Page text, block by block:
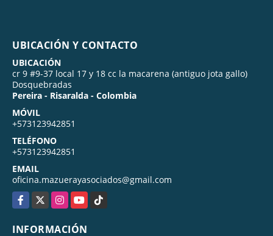
UBICACIÓN Y CONTACTO
UBICACIÓN
cr 9 #9-37 local 17 y 18 cc la macarena (antiguo jota gallo)
Dosquebradas
Pereira - Risaralda - Colombia
MÓVIL
+573123942851
TELÉFONO
+573123942851
EMAIL
oficina.mazuerayasociados@gmail.com
Facebook
X InstagramYouTubeTikTok
INFORMACIÓN